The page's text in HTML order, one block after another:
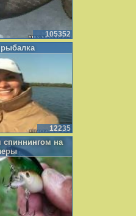
105352
12235
спиннингом на